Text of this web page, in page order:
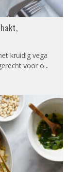
kruidig vega
voor o...